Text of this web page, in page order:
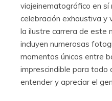
viajeinematográfico en sí
celebración exhaustiva y
la ilustre carrera de este
incluyen numerosas
momentos únicos entre
imprescindible para todo
entender y apreciar el